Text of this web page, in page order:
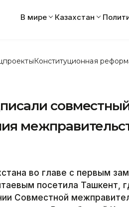
В мире Казахстан
Конституционная
во главе с первым
посетила Ташкент,
Совместной